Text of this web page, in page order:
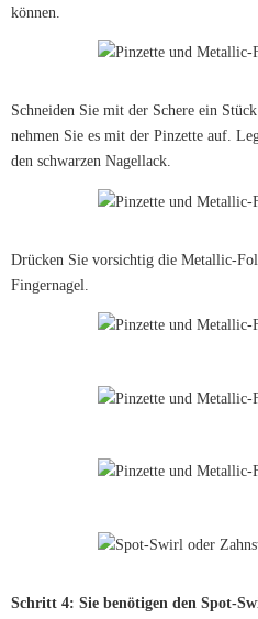
können.
Schneiden Sie mit der Schere ein
nehmen Sie es mit der Pinzette auf.
den schwarzen Nagellack.
Drücken Sie vorsichtig die Metallic-
Fingernagel.
Schritt 4: Sie benötigen den Spot-